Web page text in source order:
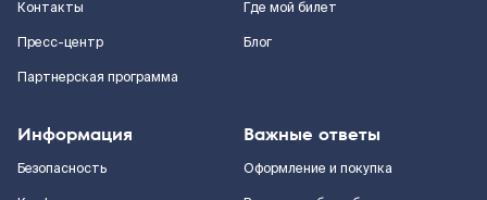
Контакты
Пресс-центр
Партнерская программа
Где мой билет
Блог
Информация
Безопасность
Важные ответы
Оформление и покупка